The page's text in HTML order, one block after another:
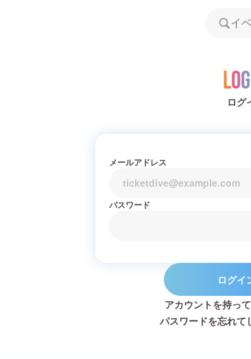
ログ
メールアドレス
パスワード
ログイ
アカウントを持っ
パスワードを忘れて